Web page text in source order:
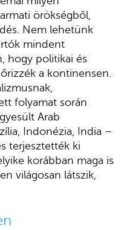
örökségből,
Nem lehetünk
mindent
hogy politikai és
a kontinensen.
folyamat során
Arab
Indonézia, India –
terjesztették ki
korábban maga is
világosan látszik,